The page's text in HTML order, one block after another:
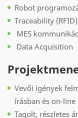
Robot
Traceability (RFID)
MES
Data Acquisition
Vevői igények
írásban és on-
Tagolt, részletes